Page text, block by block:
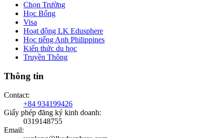
Chọn Trường
Học Bổng
Visa
Hoạt động LK Edusphere
Học tiếng Anh Philippines
Kiến thức du học
Truyền Thông
Thông tin
Contact:
+84 934199426
Giấy phép đăng ký kinh doanh:
0319148755
Email: